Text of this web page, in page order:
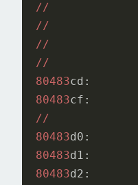
//
//
//
//
80483cd:
80483cf:
//
80483d0:
80483d1:
80483d2: